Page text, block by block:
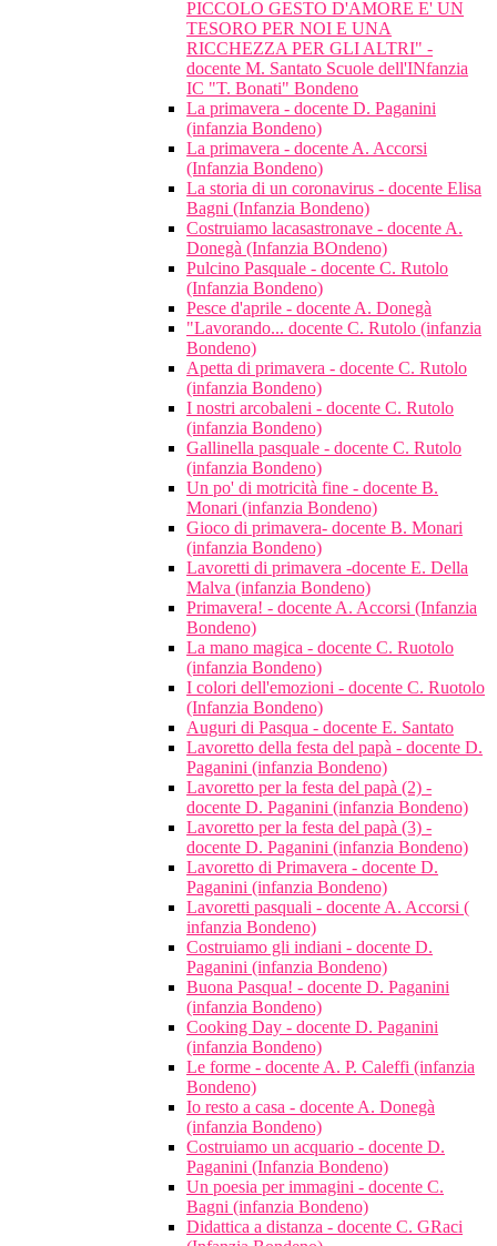
PICCOLO GESTO D'AMORE E' UN
TESORO PER NOI E UNA
RICCHEZZA PER GLI ALTRI" -
docente M. Santato Scuole dell'INfanzia
IC "T. Bonati" Bondeno
La primavera - docente D. Paganini
(infanzia Bondeno)
La primavera - docente A. Accorsi
(Infanzia Bondeno)
La storia di un coronavirus - docente Elisa
Bagni (Infanzia Bondeno)
Costruiamo lacasastronave - docente A.
Donegà (Infanzia BOndeno)
Pulcino Pasquale - docente C. Rutolo
(Infanzia Bondeno)
Pesce d'aprile - docente A. Donegà
"Lavorando... docente C. Rutolo (infanzia
Bondeno)
Apetta di primavera - docente C. Rutolo
(infanzia Bondeno)
I nostri arcobaleni - docente C. Rutolo
(infanzia Bondeno)
Gallinella pasquale - docente C. Rutolo
(infanzia Bondeno)
Un po' di motricità fine - docente B.
Monari (infanzia Bondeno)
Gioco di primavera- docente B. Monari
(infanzia Bondeno)
Lavoretti di primavera -docente E. Della
Malva (infanzia Bondeno)
Primavera! - docente A. Accorsi (Infanzia
Bondeno)
La mano magica - docente C. Ruotolo
(infanzia Bondeno)
I colori dell'emozioni - docente C. Ruotolo
(Infanzia Bondeno)
Auguri di Pasqua - docente E. Santato
Lavoretto della festa del papà - docente D.
Paganini (infanzia Bondeno)
Lavoretto per la festa del papà (2) -
docente D. Paganini (infanzia Bondeno)
Lavoretto per la festa del papà (3) -
docente D. Paganini (infanzia Bondeno)
Lavoretto di Primavera - docente D.
Paganini (infanzia Bondeno)
Lavoretti pasquali - docente A. Accorsi (
infanzia Bondeno)
Costruiamo gli indiani - docente D.
Paganini (infanzia Bondeno)
Buona Pasqua! - docente D. Paganini
(infanzia Bondeno)
Cooking Day - docente D. Paganini
(infanzia Bondeno)
Le forme - docente A. P. Caleffi (infanzia
Bondeno)
Io resto a casa - docente A. Donegà
(infanzia Bondeno)
Costruiamo un acquario - docente D.
Paganini (Infanzia Bondeno)
Un poesia per immagini - docente C.
Bagni (infanzia Bondeno)
Didattica a distanza - docente C. GRaci